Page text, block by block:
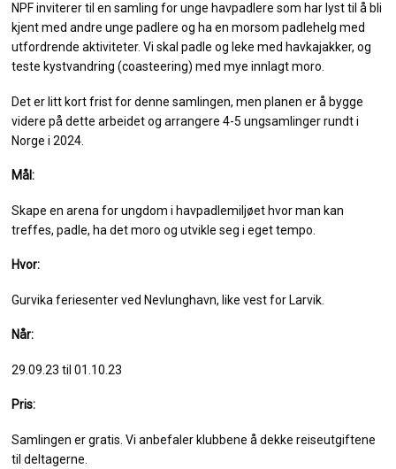
NPF inviterer til en samling for unge havpadlere som har lyst til å bli
kjent med andre unge padlere og ha en morsom padlehelg med
utfordrende aktiviteter. Vi skal padle og leke med havkajakker, og
teste kystvandring (coasteering) med mye innlagt moro.
Det er litt kort frist for denne samlingen, men planen er å bygge
videre på dette arbeidet og arrangere 4-5 ungsamlinger rundt i
Norge i 2024.
Mål:
Skape en arena for ungdom i havpadlemiljøet hvor man kan
treffes, padle, ha det moro og utvikle seg i eget tempo.
Hvor:
Gurvika feriesenter ved Nevlunghavn, like vest for Larvik.
Når:
29.09.23 til 01.10.23
Pris:
Samlingen er gratis. Vi anbefaler klubbene å dekke reiseutgiftene
til deltagerne.